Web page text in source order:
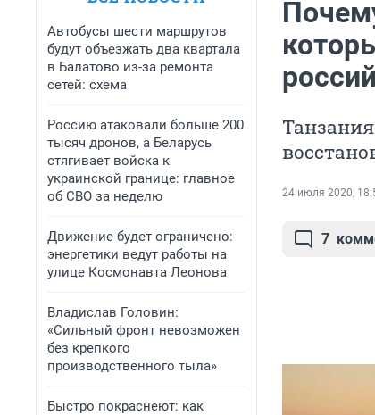
Автобусы шести маршрутов
будут объезжать два квартала
в Балатово из-за ремонта
сетей: схема
Россию атаковали больше 200
тысяч дронов, а Беларусь
стягивает войска к
украинской границе: главное
об СВО за неделю
Движение будет ограничено:
энергетики ведут работы на
улице Космонавта Леонова
Владислав Головин:
«Сильный фронт невозможен
без крепкого
производственного тыла»
Быстро покраснеют: как
24 июля 2020,
7